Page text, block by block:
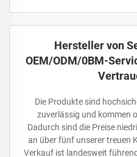
Hersteller von
OEM/ODM/0BM-
Die Produkte sind
zuverlässig und kommen
Dadurch sind die Preise
an über fünf unserer treuen
Verkauf ist landesweit